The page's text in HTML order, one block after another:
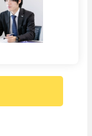
わせ